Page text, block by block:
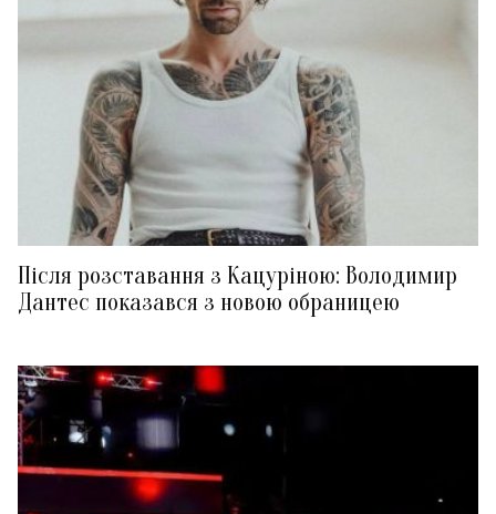
Після розставання з Кацуріною: Володимир
Дантес показався з новою обраницею